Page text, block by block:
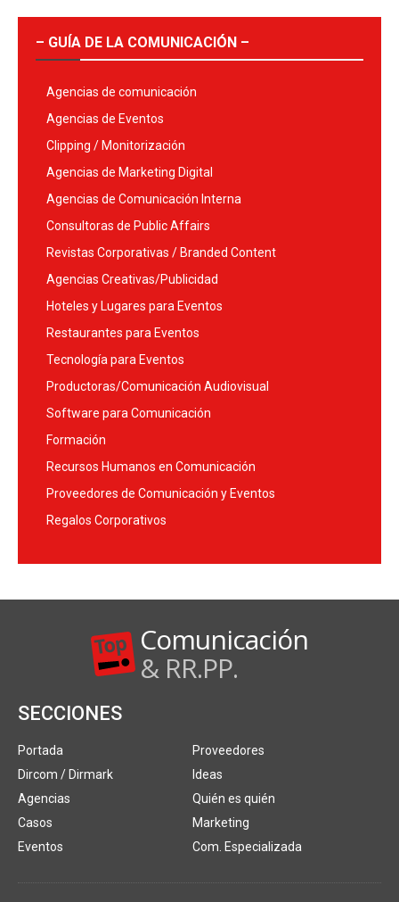
– GUÍA DE LA COMUNICACIÓN –
Agencias de comunicación
Agencias de Eventos
Clipping / Monitorización
Agencias de Marketing Digital
Agencias de Comunicación Interna
Consultoras de Public Affairs
Revistas Corporativas / Branded Content
Agencias Creativas/Publicidad
Hoteles y Lugares para Eventos
Restaurantes para Eventos
Tecnología para Eventos
Productoras/Comunicación Audiovisual
Software para Comunicación
Formación
Recursos Humanos en Comunicación
Proveedores de Comunicación y Eventos
Regalos Corporativos
Comunicación
& RR.PP.
SECCIONES
Portada
Dircom / Dirmark
Agencias
Casos
Eventos
Proveedores
Ideas
Quién es quién
Marketing
Com. Especializada